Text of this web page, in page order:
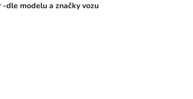
-dle modelu a značky vozu